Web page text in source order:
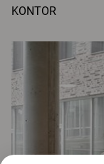
KONTOR